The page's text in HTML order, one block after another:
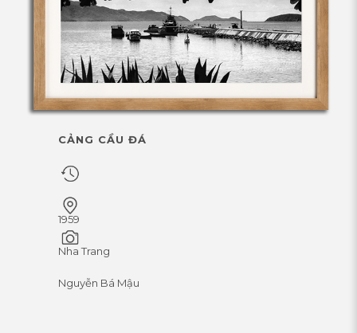
CẢNG CẦU ĐÁ
1959
Nha Trang
Nguyễn Bá Mậu